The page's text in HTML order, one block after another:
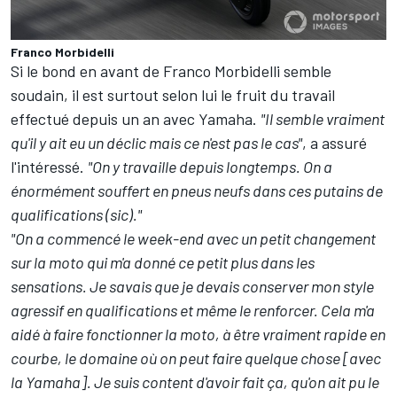
Franco Morbidelli
Si le bond en avant de Franco Morbidelli semble
soudain, il est surtout selon lui le fruit du travail
effectué depuis un an avec Yamaha. "Il semble vraiment
qu'il y ait eu un déclic mais ce n'est pas le cas", a assuré
l'intéressé. "On y travaille depuis longtemps. On a
énormément souffert en pneus neufs dans ces putains de
qualifications (sic)."
"On a commencé le week-end avec un petit changement
sur la moto qui m'a donné ce petit plus dans les
sensations. Je savais que je devais conserver mon style
agressif en qualifications et même le renforcer. Cela m'a
aidé à faire fonctionner la moto, à être vraiment rapide en
courbe, le domaine où on peut faire quelque chose [avec
la Yamaha]. Je suis content d'avoir fait ça, qu'on ait pu le